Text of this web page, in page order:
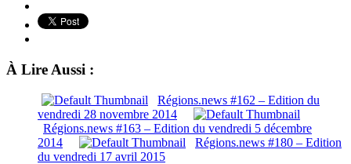
À Lire Aussi :
Régions.news #162 – Edition du
vendredi 28 novembre 2014
Régions.news #163 – Edition du vendredi 5 décembre
2014
Régions.news #180 – Edition
du vendredi 17 avril 2015